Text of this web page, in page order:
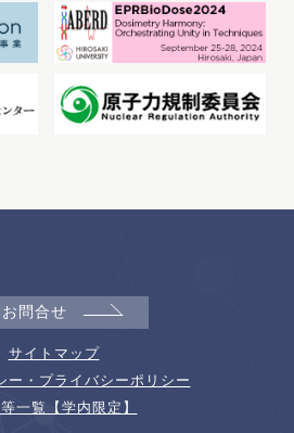
お問合せ
サイトマップ
ー・プライバシーポリシー
一覧【学内限定】